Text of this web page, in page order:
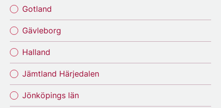
Gotland
Gävleborg
Halland
Jämtland Härjedalen
Jönköpings län